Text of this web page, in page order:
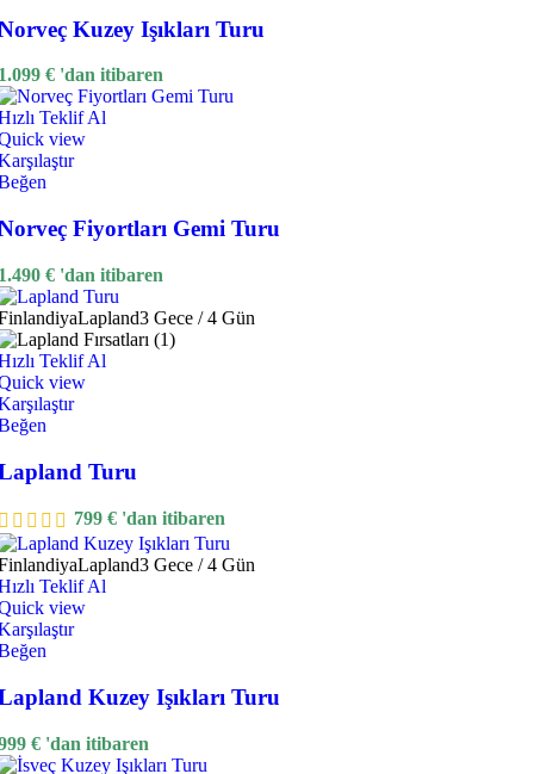
Kuzey Işıkları Turu
€ 'dan itibaren
Teklif Al
view
Fiyortları Gemi Turu
€ 'dan itibaren
Lapland3 Gece / 4 Gün
Teklif Al
view
Turu
799 € 'dan itibaren
Lapland3 Gece / 4 Gün
Teklif Al
view
Kuzey Işıkları Turu
€ 'dan itibaren